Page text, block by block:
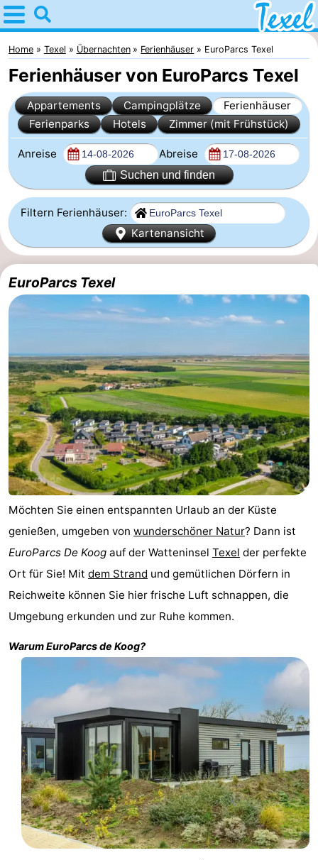
Home
Texel
Tipps
Für
-
Den
Burg
-
Den
-
Cocksdorp
De
-
De
Waal
-
Oosterend
Natur
Schönste
Aussichtspunkte
Übernachten
Appartements
-
Bosch
en
Zee
-
De
Vlijt
-
Hoeve
Holland
-
Land
Zeezicht
-
Strandhuys
Strandplevier
Campingplätze
Ferienhäuser
Eibernest
Home Texel Übernachten Ferienhäuser EuroParcs Texel
Ferienhäuser von EuroParcs Texel
Appartements Campingplätze
Ferienhäuser
Ferienparks
Hotels Zimmer (mit Frühstück)
Anreise Abreise
Suchen und finden
Filtern Ferienhäuser:
Kartenansicht
EuroParcs Texel
Möchten Sie einen entspannten Urlaub an der Küste
genießen, umgeben von wunderschöner Natur? Dann ist
EuroParcs De Koog auf der Watteninsel Texel der perfekte
Ort für Sie! Mit dem Strand und gemütlichen Dörfern in
Reichweite können Sie hier frische Luft schnappen, die
Umgebung erkunden und zur Ruhe kommen.
WarumEuroParcs de Koog?